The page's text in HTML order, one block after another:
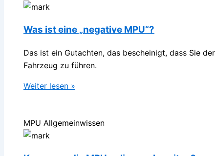
Was ist eine „negative MPU“?
Das ist ein Gutachten, das bescheinigt, dass Sie
Fahrzeug zu führen.
Weiter lesen »
MPU Allgemeinwissen